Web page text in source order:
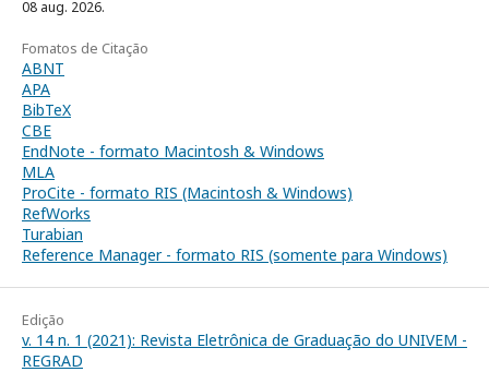
08 aug. 2026.
Fomatos de Citação
ABNT
APA
BibTeX
CBE
EndNote - formato Macintosh & Windows
MLA
ProCite - formato RIS (Macintosh & Windows)
RefWorks
Turabian
Reference Manager - formato RIS (somente para Windows)
Edição
v. 14 n. 1 (2021): Revista Eletrônica de Graduação do UNIVEM -
REGRAD